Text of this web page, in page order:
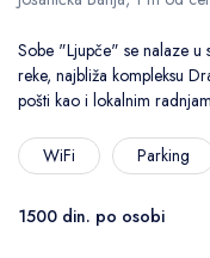
Sobe "Ljupče" se nalaze u
reke, najbliža kompleksu
pošti kao i lokalnim
WiFi Parking
1500 din. po osobi